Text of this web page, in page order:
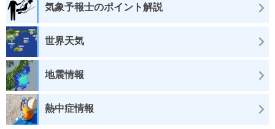
気象予報士のポイント解説
世界天気
地震情報
熱中症情報